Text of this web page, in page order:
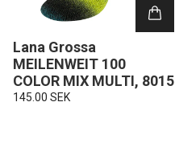
Lana Grossa
MEILENWEIT 100
COLOR MIX MULTI, 8015
145.00 SEK